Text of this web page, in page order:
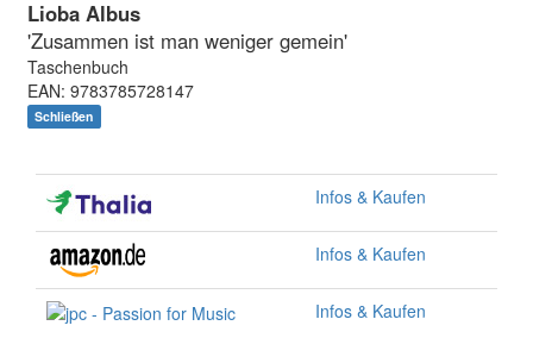
Lioba Albus
'Zusammen ist man weniger gemein'
Taschenbuch
EAN: 9783785728147
Schließen
Infos & Kaufen
Infos & Kaufen
Infos & Kaufen